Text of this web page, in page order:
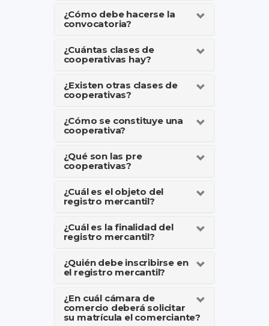
¿Cómo debe hacerse la
convocatoria?
¿Cuántas clases de
cooperativas hay?
¿Existen otras clases de
cooperativas?
¿Cómo se constituye una
cooperativa?
¿Qué son las pre
cooperativas?
¿Cuál es el objeto del
registro mercantil?
¿Cuál es la finalidad del
registro mercantil?
¿Quién debe inscribirse en
el registro mercantil?
¿En cuál cámara de
comercio deberá solicitar
su matrícula el comerciante?